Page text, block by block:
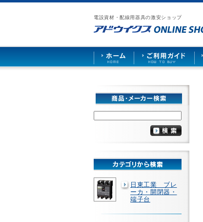
電設資材・配線用器具の激安ショップ
漏
カ
照
ア
ス
ご
ド
お
せ
仕
日東工業 ブレ
ーカ・開閉器・
端子台